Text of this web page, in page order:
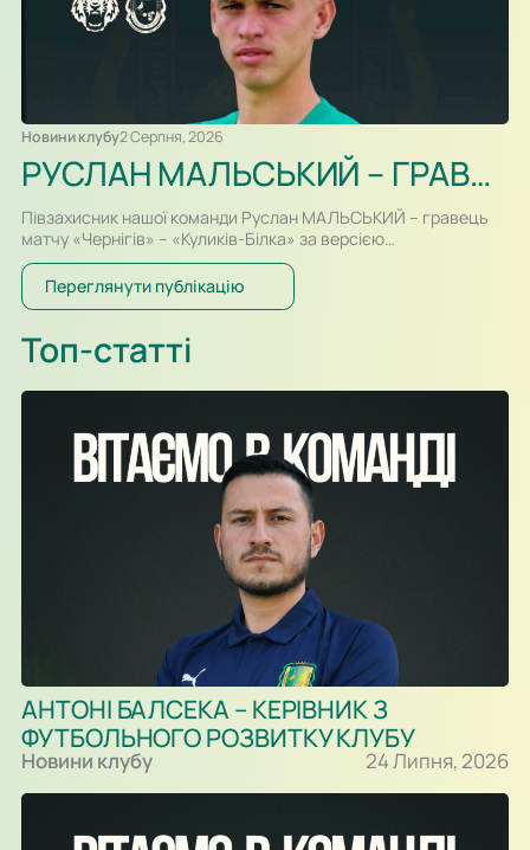
Новини клубу2 Серпня, 2026
РУСЛАН МАЛЬСЬКИЙ – ГРАВЕЦЬ МАТЧУ
Півзахисник нашої команди Руслан МАЛЬСЬКИЙ – гравець
матчу «Чернігів» – «Куликів-Білка» за версією
інформаційного партнера ПФЛ, порталу SportArena. У грі в
Чернігові Руслан вийшов на футбольне поле з лави запасних
і невдовзі красивим обвідним ударом зумів зрівняти рахунок.
Переглянути публікацію
Топ-статті
АНТОНІ БАЛСЕКА – КЕРІВНИК З
ФУТБОЛЬНОГО РОЗВИТКУ КЛУБУ
Новини клубу 24 Липня, 2026